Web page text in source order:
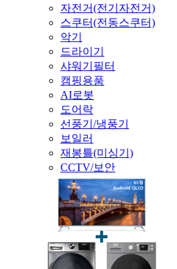
자전거(전기자전거)
스쿠터(전동스쿠터)
악기
드라이기
샤워기필터
캠핑용품
AI로봇
도어락
선풍기/냉풍기
보일러
재봉틀(미싱기)
CCTV/보안